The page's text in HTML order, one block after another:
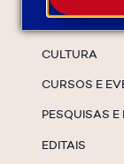
CULTURA
CURSOS E
PESQUISAS E
EDITAIS